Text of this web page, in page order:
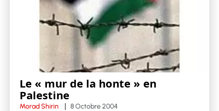
Le « mur de la honte » en
Palestine
Morad Shirin 8 Octobre 2004